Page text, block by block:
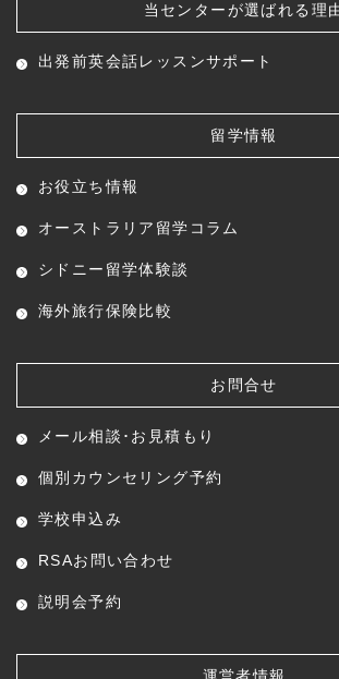
当センターが選ばれる理
出発前英会話レッスンサポート
留学情報
お役立ち情報
オーストラリア留学コラム
シドニー留学体験談
海外旅行保険比較
お問合せ
メール相談･お見積もり
個別カウンセリング予約
学校申込み
RSAお問い合わせ
説明会予約